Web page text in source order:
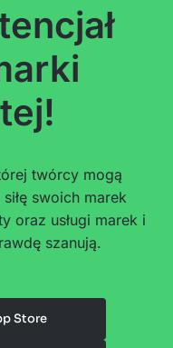
twórcy mogą
swoich marek
oraz usługi marek i
szanują.
Store